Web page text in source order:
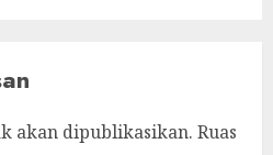
akan dipublikasikan. Ruas